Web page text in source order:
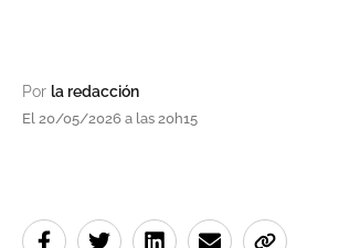
Por la redacción
El 20/05/2026 a las 20h15